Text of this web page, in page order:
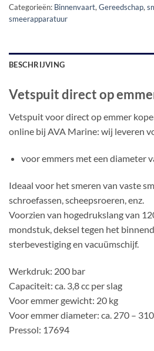
Categorieën: Binnenvaart, Gereedschap,
smeerapparatuur
BESCHRIJVING
Vetspuit direct op
Vetspuit voor direct op emmer
online bij AVA Marine: wij leveren
voor emmers met een diameter
Ideaal voor het smeren van vaste
schroefassen, scheepsroeren, enz.
Voorzien van hogedrukslang van
mondstuk, deksel tegen het
sterbevestiging en vacuümschijf.
Werkdruk: 200 bar
Capaciteit: ca. 3,8 cc per slag
Voor emmer gewicht: 20 kg
Voor emmer diameter: ca. 270 –
Pressol: 17694